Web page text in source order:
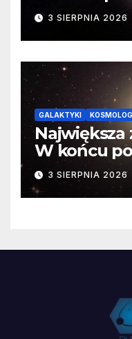
3 SIERPNIA 2026
GALAKTYKI
W końcu
faktyczne
3 SIERPNIA 2026